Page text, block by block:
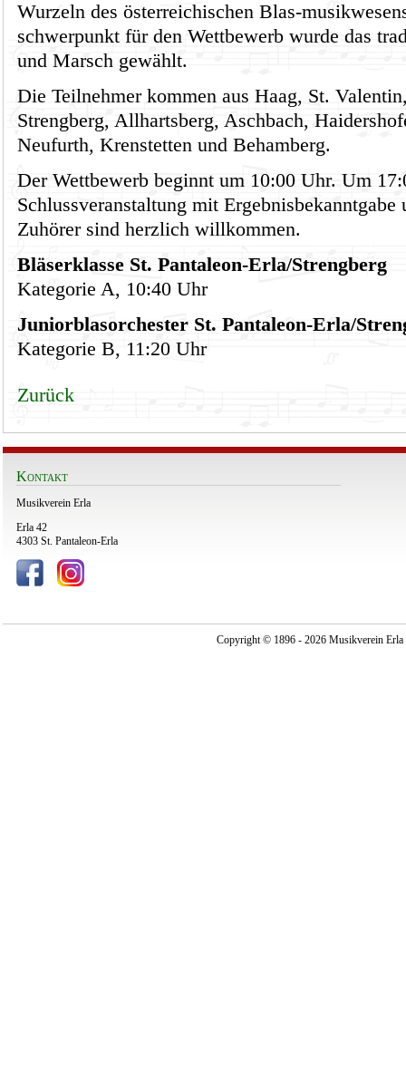
Wurzeln des österreichischen Blas-
schwerpunkt für den Wettbewerb wurde das
und Marsch gewählt.
Die Teilnehmer kommen aus Haag, St.
Strengberg, Allhartsberg, Aschbach,
Neufurth, Krenstetten und Behamberg.
Der Wettbewerb beginnt um 10:00 Uhr. Um
Schlussveranstaltung mit
Zuhörer sind herzlich willkommen.
Bläserklasse St. Pantaleon-Erla/Strengberg
Kategorie A, 10:40 Uhr
Juniorblasorchester St. Pantaleon-Erla/
Kategorie B, 11:20 Uhr
Zurück
Kontakt
Musikverein Erla
Erla 42
4303 St. Pantaleon-Erla
Copyright © 1896 - 2026 Musikverein Erla